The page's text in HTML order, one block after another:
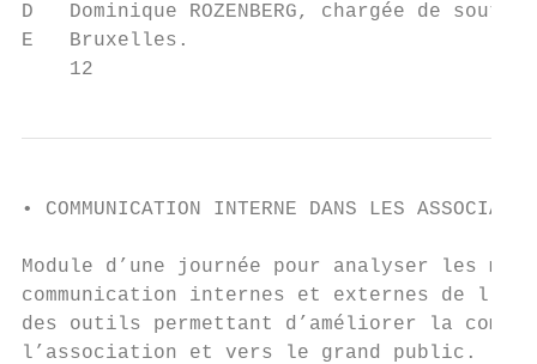
D   Dominique ROZENBERG, chargée de
E   Bruxelles.
    12
• COMMUNICATION INTERNE DANS LES
Module d’une journée pour analyser les
communication internes et externes de
des outils permettant d’améliorer la
l’association et vers le grand public.